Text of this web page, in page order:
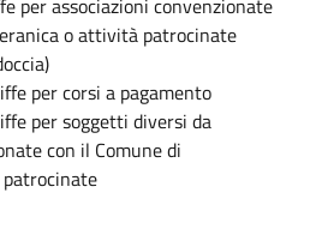
o attività patrocinate
per corsi a pagamento
per soggetti diversi da
con il Comune di